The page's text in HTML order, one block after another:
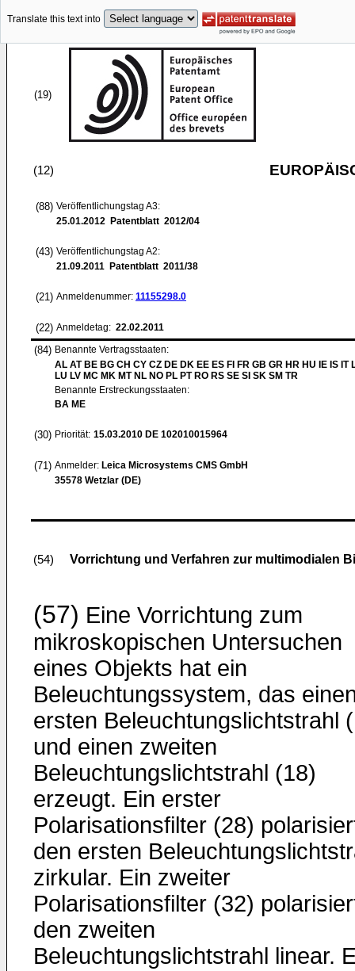
Translate this text into
(19)
(12)
(88) Veröffentlichungstag A3:
25.01.2012 Patentblatt 2012/04
(43) Veröffentlichungstag A2:
21.09.2011 Patentblatt 2011/38
(21) Anmeldenummer: 11155298.0
(22) Anmeldetag: 22.02.2011
(84) Benannte Vertragsstaaten:
AL AT BE BG CH CY CZ DE DK EE ES FI FR GB GR HR HU IE IS IT
LU LV MC MK MT NL NO PL PT RO RS SE SI SK SM TR
Benannte Erstreckungsstaaten:
BA ME
(30) Priorität: 15.03.2010 DE 102010015964
(71) Anmelder: Leica Microsystems CMS GmbH
35578 Wetzlar (DE)
(54) Vorrichtung und Verfahren zur multimodialen
(57) Eine Vorrichtung zum
mikroskopischen Untersuchen
eines Objekts hat ein
Beleuchtungssystem, das
ersten Beleuchtungslichtstrahl
und einen zweiten
Beleuchtungslichtstrahl (18)
erzeugt. Ein erster
Polarisationsfilter (28)
den ersten
zirkular. Ein zweiter
Polarisationsfilter (32)
den zweiten
Beleuchtungslichtstrahl linear.